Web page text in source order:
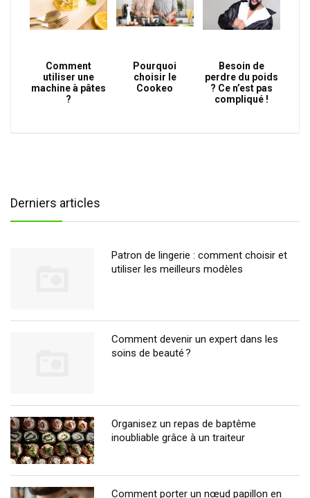
Comment
utiliser une
machine à pâtes
?
Pourquoi
choisir le
Cookeo
Besoin de
perdre du poids
? Ce n’est pas
compliqué !
Derniers articles
Patron de lingerie : comment choisir et
utiliser les meilleurs modèles
Comment devenir un expert dans les
soins de beauté ?
Organisez un repas de baptême
inoubliable grâce à un traiteur
Comment porter un nœud papillon en